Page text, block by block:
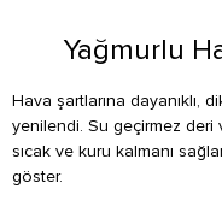
Yağmurlu
Hava şartlarına dayanıklı,
yenilendi. Su geçirmez deri
sıcak ve kuru kalmanı
göster.